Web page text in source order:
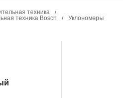
техника
/
техника Bosch
/ Уклономеры